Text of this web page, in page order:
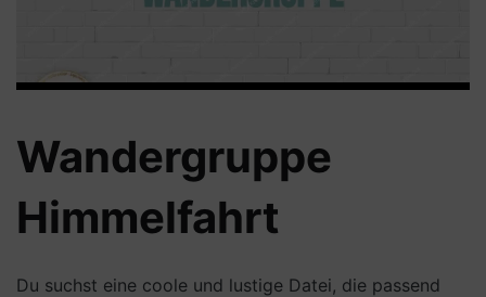
Wandergruppe
Himmelfahrt
Du suchst eine coole und lustige Datei, die passend